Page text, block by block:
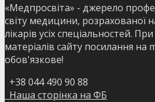
«Медпросвіта» - джерело
світу медицини, розрахованої
лікарів усіх спеціальностей.
матеріалів сайту посилання на
обов'язкове!
+38 044 490 90 88
Наша сторінка на ФБ